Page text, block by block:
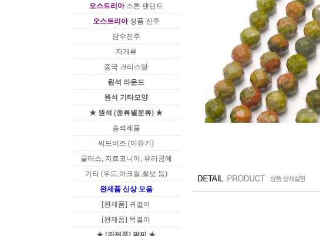
오스트리아스톤 팬던트
오스트리아정품 진주
담수진주
자개류
중국 크리스탈
원석 라운드
원석 기타모양
★ 원석 (종류별분류) ★
송석제품
씨드비즈 (미유키)
글래스, 지르코니아, 유리공예
기타 (우드,아크릴,칠보 등)
완제품 신상 모음
[완제품] 귀걸이
[완제품] 목걸이